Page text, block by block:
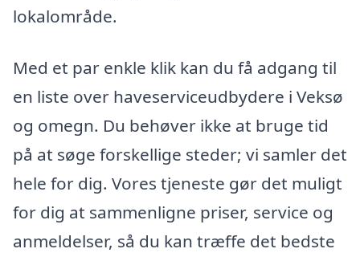
lokalområde.
Med et par enkle klik kan du få adgang til
en liste over haveserviceudbydere i Veksø
og omegn. Du behøver ikke at bruge tid
på at søge forskellige steder; vi samler det
hele for dig. Vores tjeneste gør det muligt
for dig at sammenligne priser, service og
anmeldelser, så du kan træffe det bedste